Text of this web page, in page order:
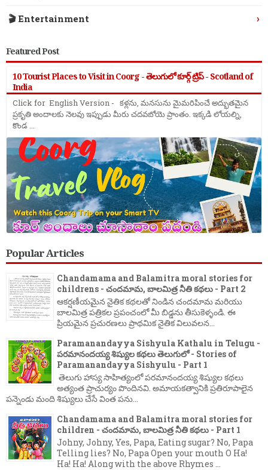
🎬 Entertainment ›
Featured Post
10 Tourist Places to Visit in Coorg - తెలుగులో కూర్గ్ ట్రిప్ - Scotland of
India
Click for English Version - కళ్లను, మనసును మైమరిపించే అద్భుతమైన
ప్రకృతి అందాలకు నెలవు ఇప్పుడు మీరు చదవబోయె ప్రాంతం. ఇక్కడి లోయల్ని,
కొండ ...
Popular Articles
Chandamama and Balamitra moral stories for
childrens - చందమామ, బాలమిత్ర నీతి కథలు - Part 2
ఆకర్షణీయమైన నైతిక కథలతో నిండిన చందమామ మరియు
బాలమిత్ర పత్రికల ప్రపంచంలో మీ బిడ్డను తీసుకెళ్ళండి. ఈ
ప్రియమైన ప్రచురణలు ప్రాథమిక నైతిక విలువలన...
Paramanandayya Sishyula Kathalu in Telugu -
పరమానందయ్య శిష్యుల కథలు తెలుగులో - Stories of
Paramanandayya Sishyulu - Part 1
తెలుగు హాస్య సాహిత్యంలో పరమానందయ్య శిష్యుల కథలు
అత్యంత ప్రాచుర్యం పొందినవి. అమాయకత్వానికి ప్రతిరూపాలైన
పన్నెండు మంది శిష్యులు చేసే వింత పను...
Chandamama and Balamitra moral stories for
children - చందమామ, బాలమిత్ర నీతి కథలు - Part 1
Johny, Johny, Yes, Papa, Eating sugar? No, Papa
Telling lies? No, Papa Open your mouth O Ha!
Ha! Ha! Along with the above Rhymes ...